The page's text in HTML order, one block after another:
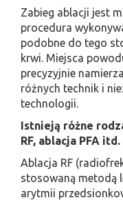
Zabieg ablacji jest
procedura
podobne do tego
krwi. Miejsca
precyzyjnie
różnych technik i
technologii.
Istnieją różne
RF, ablacja PFA
Ablacja RF
stosowaną metodą
arytmii